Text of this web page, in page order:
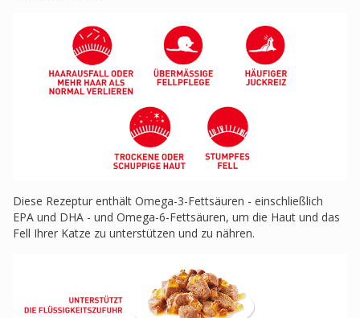
Diese Rezeptur enthält Omega-3-Fettsäuren - einschließlich
EPA und DHA - und Omega-6-Fettsäuren, um die Haut und das
Fell Ihrer Katze zu unterstützen und zu nähren.